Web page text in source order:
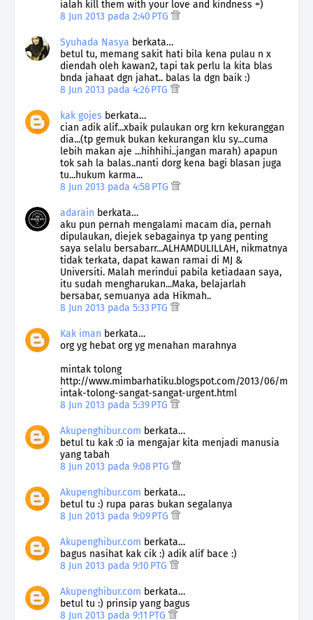
ialah kill them with your love and kindness =)
8 Jun 2013 pada 2:40 PTG
Syuhada Nasya berkata…
betul tu, memang sakit hati bila kena pulau n x
diendah oleh kawan2, tapi tak perlu la kita blas
bnda jahaat dgn jahat.. balas la dgn baik :)
8 Jun 2013 pada 4:26 PTG
kak gojes berkata…
cian adik alif...xbaik pulaukan org krn kekuranggan
dia...(tp gemuk bukan kekurangan klu sy...cuma
lebih makan aje ...hihhihi..jangan marah) apapun
tok sah la balas..nanti dorg kena bagi blasan juga
tu...hukum karma...
8 Jun 2013 pada 4:58 PTG
adarain berkata…
aku pun pernah mengalami macam dia, pernah
dipulaukan, diejek sebagainya tp yang penting
saya selalu bersabarr...ALHAMDULILLAH, nikmatnya
tidak terkata, dapat kawan ramai di MJ &
Universiti. Malah merindui pabila ketiadaan saya,
itu sudah mengharukan...Maka, belajarlah
bersabar, semuanya ada Hikmah..
8 Jun 2013 pada 5:33 PTG
Kak iman berkata…
org yg hebat org yg menahan marahnya
mintak tolong
http://www.mimbarhatiku.blogspot.com/2013/06/m
intak-tolong-sangat-sangat-urgent.html
8 Jun 2013 pada 5:39 PTG
Akupenghibur.com berkata…
betul tu kak :0 ia mengajar kita menjadi manusia
yang tabah
8 Jun 2013 pada 9:08 PTG
Akupenghibur.com berkata…
betul tu :) rupa paras bukan segalanya
8 Jun 2013 pada 9:09 PTG
Akupenghibur.com berkata…
bagus nasihat kak cik :) adik alif bace :)
8 Jun 2013 pada 9:10 PTG
Akupenghibur.com berkata…
betul tu :) prinsip yang bagus
8 Jun 2013 pada 9:11 PTG